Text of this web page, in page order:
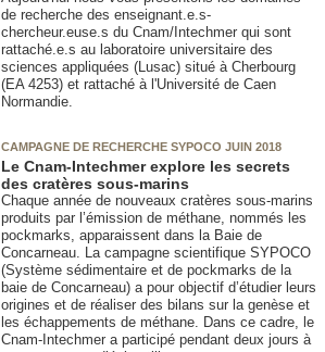
de recherche des enseignant.e.s-
chercheur.euse.s du Cnam/Intechmer qui sont
rattaché.e.s au laboratoire universitaire des
sciences appliquées (Lusac) situé à Cherbourg
(EA 4253) et rattaché à l'Université de Caen
Normandie.
CAMPAGNE DE RECHERCHE SYPOCO JUIN 2018
Le Cnam-Intechmer explore les secrets
des cratères sous-marins
Chaque année de nouveaux cratères sous-marins
produits par l’émission de méthane, nommés les
pockmarks, apparaissent dans la Baie de
Concarneau. La campagne scientifique SYPOCO
(Système sédimentaire et de pockmarks de la
baie de Concarneau) a pour objectif d’étudier leurs
origines et de réaliser des bilans sur la genèse et
les échappements de méthane. Dans ce cadre, le
Cnam-Intechmer a participé pendant deux jours à